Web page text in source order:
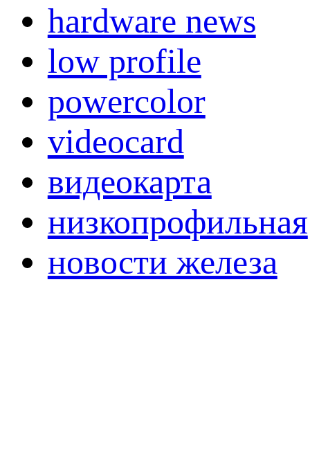
hardware news
low profile
powercolor
videocard
видеокарта
низкопрофильная
новости железа